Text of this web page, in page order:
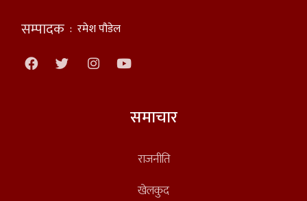
सम्पादक : रमेश पौडेल
समाचार
राजनीति
खेलकुद